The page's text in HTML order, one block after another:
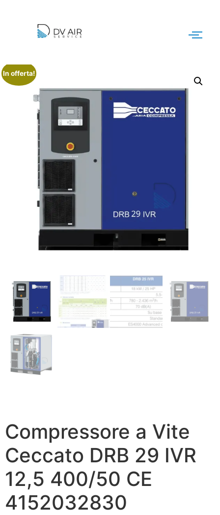
In offerta!
Compressore a Vite
Ceccato DRB 29 IVR
12,5 400/50 CE
4152032830